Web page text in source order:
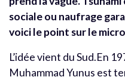
sociale ou naufrage
voici le point sur le
L’idée vient du Sud.En
Muhammad Yunus est